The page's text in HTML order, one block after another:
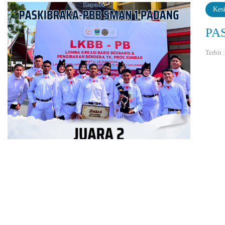
Terbit